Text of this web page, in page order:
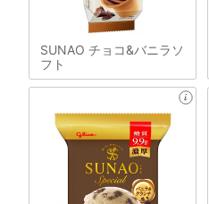
SUNAO チョコ&バニラソ
フト